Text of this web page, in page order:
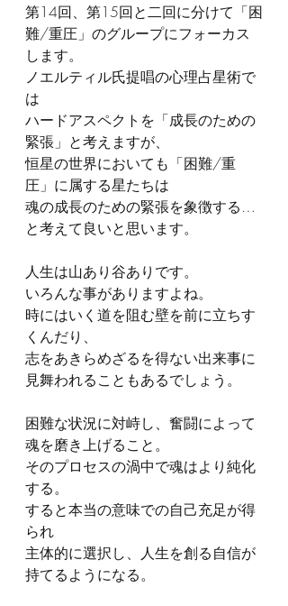
第14回、第15回と二回に分けて「困
難/重圧」のグループにフォーカス
します。
ノエルティル氏提唱の心理占星術で
は
ハードアスペクトを「成長のための
緊張」と考えますが、
恒星の世界においても「困難/重
圧」に属する星たちは
魂の成長のための緊張を象徴する…
と考えて良いと思います。
人生は山あり谷ありです。
いろんな事がありますよね。
時にはいく道を阻む壁を前に立ちす
くんだり、
志をあきらめざるを得ない出来事に
見舞われることもあるでしょう。
困難な状況に対峙し、奮闘によって
魂を磨き上げること。
そのプロセスの渦中で魂はより純化
する。
すると本当の意味での自己充足が得
られ
主体的に選択し、人生を創る自信が
持てるようになる。